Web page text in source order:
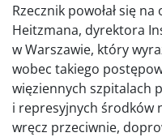
Rzecznik powołał się
Heitzmana, dyrektora
w Warszawie, który
wobec takiego
więziennych szpitalach
i represyjnych środków
wręcz przeciwnie,